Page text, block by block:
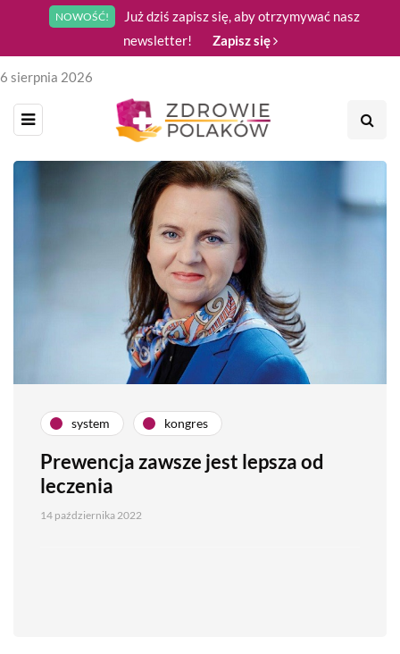
NOWOŚĆ!
Już dziś zapisz się, aby otrzymywać nasz
newsletter!
Zapisz się
6 sierpnia 2026
system kongres
Prewencja zawsze jest lepsza od
leczenia
14 października 2022